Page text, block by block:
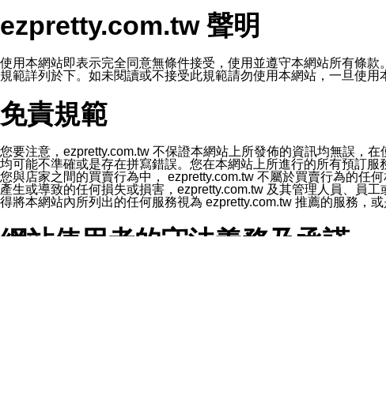
本公司/本服務將以通知型訊息傳送重要訊息給您。即使未加入本
本公司/本服務傳送之通知型訊息以對您有效且重要的訊息為限，
2.該 LINE 帳號已在 LINE APP 設定中，同意接收通知型訊息。
3.LINE 帳號未封鎖傳送訊息之 LINE 官方帳號。
欲變更通知型訊息的設定，操作如下：
1.點選「主頁」＞「設定」
2.點選「隱私設定」
3.點選「提供使用資料」
5.開關「接收LINE通知型訊息」
❗️關閉「接收通知型訊息」後，將不會接收到來自任何企業官方帳
ezpretty.com.tw 聲明
使用本網站即表示完全同意無條件接受，使用並遵守本網站所有條
規範詳列於下。如未閱讀或不接受此規範請勿使用本網站，一旦使
免責規範
您要注意，ezpretty.com.tw 不保證本網站上所發佈的資訊均無誤，
均可能不準確或是存在拼寫錯誤。您在本網站上所進行的所有預訂
您與店家之間的買賣行為中， ezpretty.com.tw 不屬於買賣行為的任
產生或導致的任何損失或損害，ezpretty.com.tw 及其管理人員、員
得將本網站內所列出的任何服務視為 ezpretty.com.tw 推薦的服務，
網站使用者的守法義務及承諾